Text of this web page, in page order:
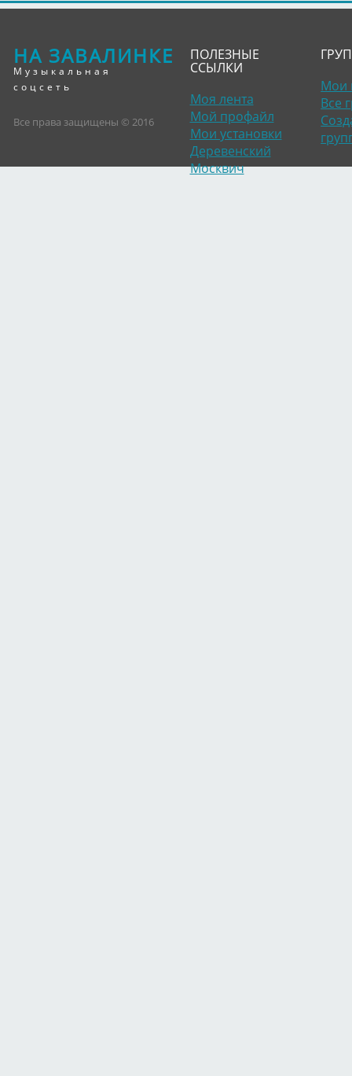
НА ЗАВАЛИНКЕ
Музыкальная
соцсеть
Все права защищены © 2016
ПОЛЕЗНЫЕ
ССЫЛКИ
Моя лента
Мой профайл
Мои установки
Деревенский
Москвич
Мои
Все